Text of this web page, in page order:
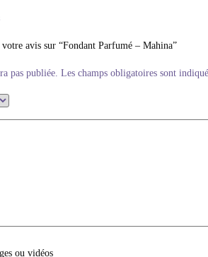
avis sur “Fondant Parfumé – Mahina”
pas publiée. Les champs obligatoires sont
ou vidéos